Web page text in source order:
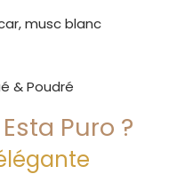
musc blanc
& Poudré
Puro ?